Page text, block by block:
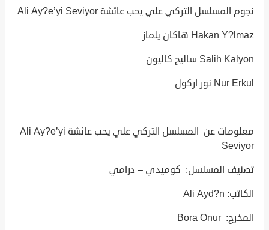
نجوم المسلسل التركي علي يحب عائشة Ali Ay?e’yi Seviyor
Hakan Y?lmaz هاكان يلماز
Salih Kalyon ساليح كاليون
Nur Erkul نور اركول
معلومات عن المسلسل التركي علي يحب عائشة Ali Ay?e’yi
Seviyor
تصنيف المسلسل: كوميدي – درامي
الكاتب: Ali Ayd?n
المخرج: Bora Onur